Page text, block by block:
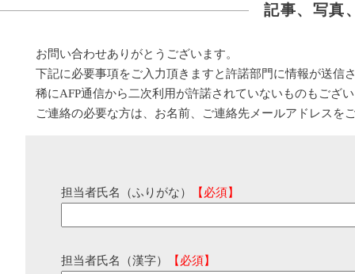
記事、写真
お問い合わせありがとうございます。
下記に必要事項をご入力頂きますと許諾部門に情報が送信
稀にAFP通信から二次利用が許諾されていないものもござ
ご連絡の必要な方は、お名前、ご連絡先メールアドレスを
担当者氏名（ふりがな） 【必須】
担当者氏名（漢字） 【必須】